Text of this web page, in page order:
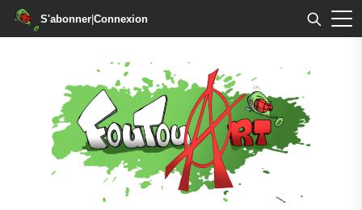
S'abonner|Connexion